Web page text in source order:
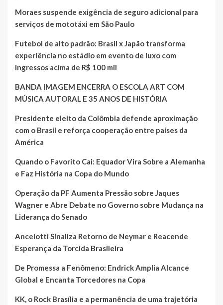
Moraes suspende exigência de seguro adicional para
serviços de mototáxi em São Paulo
Futebol de alto padrão: Brasil x Japão transforma
experiência no estádio em evento de luxo com
ingressos acima de R$ 100 mil
BANDA IMAGEM ENCERRA O ESCOLA ART COM
MÚSICA AUTORAL E 35 ANOS DE HISTÓRIA
Presidente eleito da Colômbia defende aproximação
com o Brasil e reforça cooperação entre países da
América
Quando o Favorito Cai: Equador Vira Sobre a Alemanha
e Faz História na Copa do Mundo
Operação da PF Aumenta Pressão sobre Jaques
Wagner e Abre Debate no Governo sobre Mudança na
Liderança do Senado
Ancelotti Sinaliza Retorno de Neymar e Reacende
Esperança da Torcida Brasileira
De Promessa a Fenômeno: Endrick Amplia Alcance
Global e Encanta Torcedores na Copa
KK, o Rock Brasília e a permanência de uma trajetória